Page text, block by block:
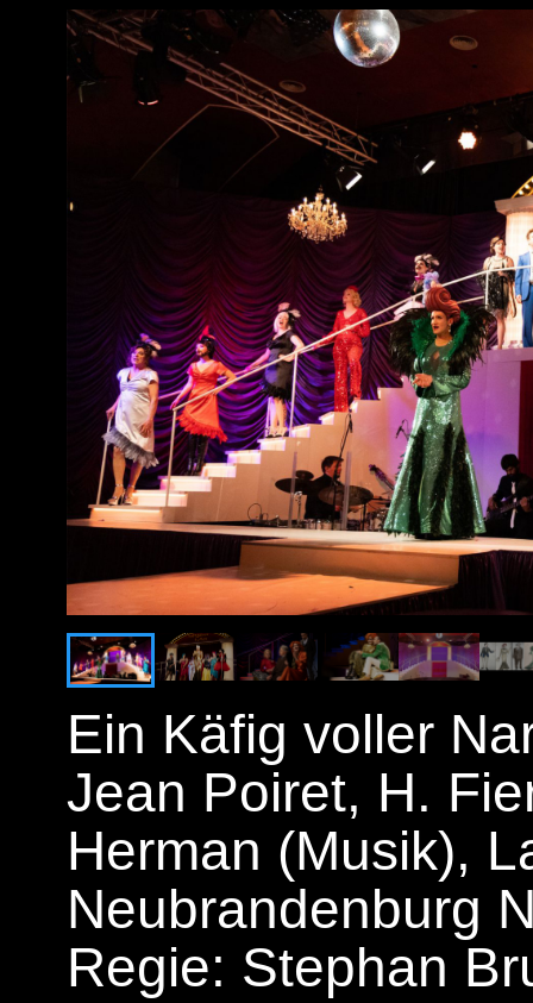
Ein Käfig voller
Jean Poiret, H.
Herman (Musik),
Neubrandenburg
Regie: Stephan